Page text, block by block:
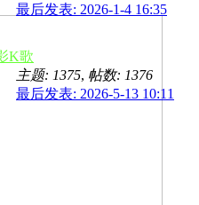
最后发表: 2026-1-4 16:35
K歌
主题: 1375, 帖数: 1376
最后发表: 2026-5-13 10:11